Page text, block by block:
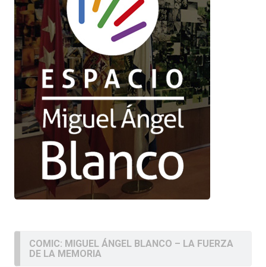
COMIC: MIGUEL ÁNGEL BLANCO – LA FUERZA
DE LA MEMORIA